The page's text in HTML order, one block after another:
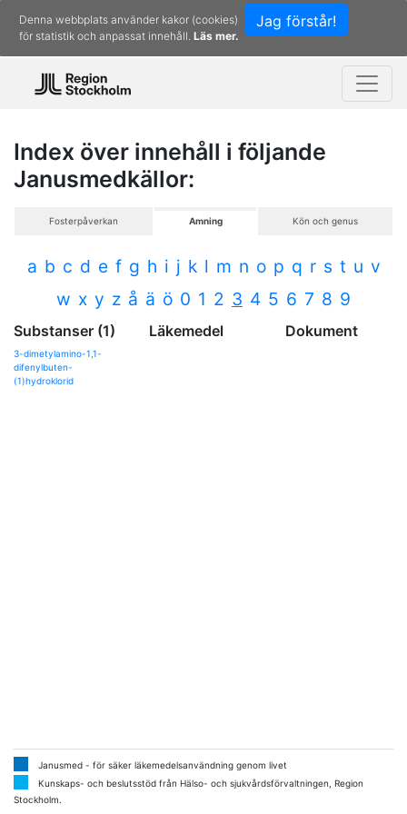
Jag förstår!
Denna webbplats använder kakor (cookies)
för statistik och anpassat innehåll. Läs mer.
Index över innehåll i följande
Janusmedkällor:
Fosterpåverkan Amning Kön och genus
a b c d e f g h i j k l m n o p q r s t u v
w x y z å ä ö 0 1 2 3 4 5 6 7 8 9
Substanser (1)
3-dimetylamino-1,1-
difenylbuten-
(1)hydroklorid
Läkemedel Dokument
Janusmed - för säker läkemedelsanvändning genom livet
Kunskaps- och beslutsstöd från Hälso- och sjukvårdsförvaltningen, Region
Stockholm.